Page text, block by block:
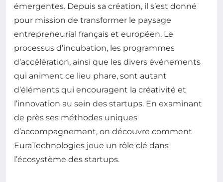
émergentes. Depuis sa création, il s’est donné
pour mission de transformer le paysage
entrepreneurial français et européen. Le
processus d’incubation, les programmes
d’accélération, ainsi que les divers événements
qui animent ce lieu phare, sont autant
d’éléments qui encouragent la créativité et
l’innovation au sein des startups. En examinant
de près ses méthodes uniques
d’accompagnement, on découvre comment
EuraTechnologies joue un rôle clé dans
l’écosystème des startups.